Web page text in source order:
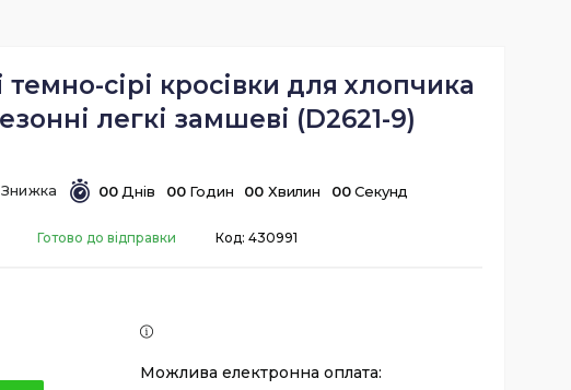
темно-сірі кросівки для хлопчика
легкі замшеві (D2621-9)
00 Днів 00 Годин 00 Хвилин 00 Секунд
Готово до відправки Код: 430991